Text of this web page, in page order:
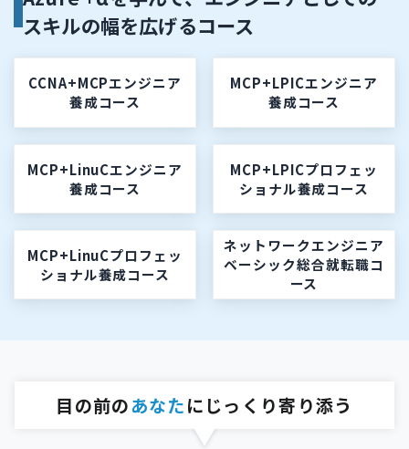
スキルの幅を広げるコース
CCNA+MCPエンジニア
養成コース
MCP+LPICエンジニア
養成コース
MCP+LinuCエンジニア
養成コース
MCP+LPICプロフェッ
ショナル養成コース
MCP+LinuCプロフェッ
ショナル養成コース
ネットワークエンジニア
ベーシック総合就転職コ
ース
目の前のあなたにじっくり寄り添う